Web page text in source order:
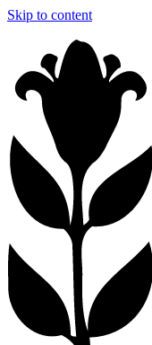
Skip to content